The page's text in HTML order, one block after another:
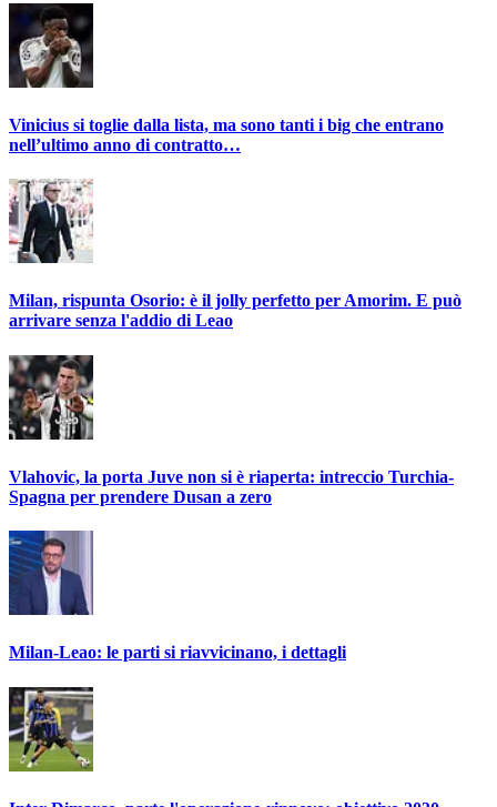
Vinicius si toglie dalla lista, ma sono tanti i big che entrano
nell’ultimo anno di contratto…
Milan, rispunta Osorio: è il jolly perfetto per Amorim. E può
arrivare senza l'addio di Leao
Vlahovic, la porta Juve non si è riaperta: intreccio Turchia-
Spagna per prendere Dusan a zero
Milan-Leao: le parti si riavvicinano, i dettagli